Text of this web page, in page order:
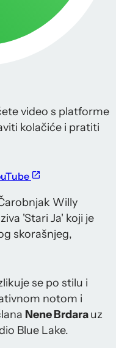
video s platforme
kolačiće i pratiti
Willy
'Stari Ja' koji je
skorašnjeg,
se po stilu i
notom i
Nene Brdarauz
Blue Lake.